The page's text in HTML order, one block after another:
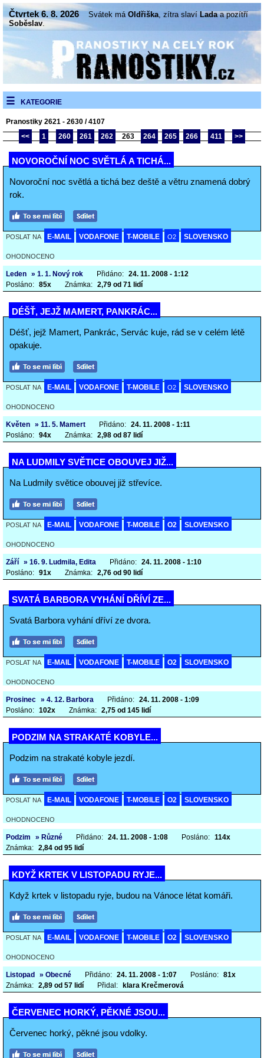
Čtvrtek 6. 8. 2026 Svátek má Oldřiška, zítra slaví Ladaa pozítří
Soběslav.
KATEGORIE
Pranostiky 2621 - 2630 / 4107
<<
1 260 261 262 263 264 265 266 411 >>
NOVOROČNÍ NOC SVĚTLÁ A TICHÁ...
Novoroční noc světlá a tichá bez deště a větru znamená dobrý
rok.
POSLAT NA E-MAIL VODAFONE T-MOBILE O2 SLOVENSKO
OHODNOCENO
Leden » 1. 1. Nový rok Přidáno: 24. 11. 2008 - 1:12
Posláno: 85x Známka: 2,79 od 71 lidí
DÉŠŤ, JEJŽ MAMERT, PANKRÁC...
Déšť, jejž Mamert, Pankrác, Servác kuje, rád se v celém létě
opakuje.
POSLAT NA E-MAIL VODAFONE T-MOBILE O2 SLOVENSKO
OHODNOCENO
Květen » 11. 5. Mamert Přidáno: 24. 11. 2008 - 1:11
Posláno: 94x Známka: 2,98 od 87 lidí
NA LUDMILY SVĚTICE OBOUVEJ JIŽ...
Na Ludmily světice obouvej již střevíce.
POSLAT NA E-MAIL VODAFONE T-MOBILE O2 SLOVENSKO
OHODNOCENO
Září » 16. 9. Ludmila, Edita Přidáno: 24. 11. 2008 - 1:10
Posláno: 91x Známka: 2,76 od 90 lidí
SVATÁ BARBORA VYHÁNÍ DŘÍVÍ ZE...
Svatá Barbora vyhání dříví ze dvora.
POSLAT NA E-MAIL VODAFONE T-MOBILE O2 SLOVENSKO
OHODNOCENO
Prosinec » 4. 12. Barbora Přidáno: 24. 11. 2008 - 1:09
Posláno: 102x Známka: 2,75 od 145 lidí
PODZIM NA STRAKATÉ KOBYLE...
Podzim na strakaté kobyle jezdí.
POSLAT NA E-MAIL VODAFONE T-MOBILE O2 SLOVENSKO
OHODNOCENO
Podzim » Různé Přidáno: 24. 11. 2008 - 1:08 Posláno: 114x
Známka: 2,84 od 95 lidí
KDYŽ KRTEK V LISTOPADU RYJE...
Když krtek v listopadu ryje, budou na Vánoce létat komáři.
POSLAT NA E-MAIL VODAFONE T-MOBILE O2 SLOVENSKO
OHODNOCENO
Listopad » Obecné Přidáno: 24. 11. 2008 - 1:07 Posláno: 81x
Známka: 2,89 od 57 lidí Přidal: klara Krečmerová
ČERVENEC HORKÝ, PĚKNÉ JSOU...
Červenec horký, pěkné jsou vdolky.